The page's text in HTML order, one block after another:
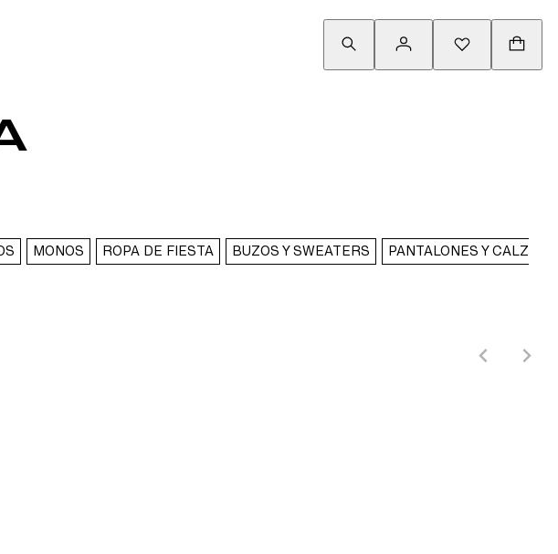
MONOS ROPA DE FIESTA BUZOS Y SWEATERS PANTALONES Y CALZAS